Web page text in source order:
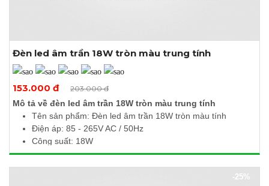
Xem thêm ảnh
Đèn led âm trần 18W tròn màu trung tính
153.000 đ 203.000 đ
Mô tả về đèn led âm trần 18W tròn màu trung tính
Tên sản phẩm: Đèn led âm trần 18W tròn màu tính
Điện áp: 85 - 265V AC / 50Hz
Công suất: 18W
Quang thông: 1800Lm
Nhiệt độ màu: 4000 - 4500K
-25%